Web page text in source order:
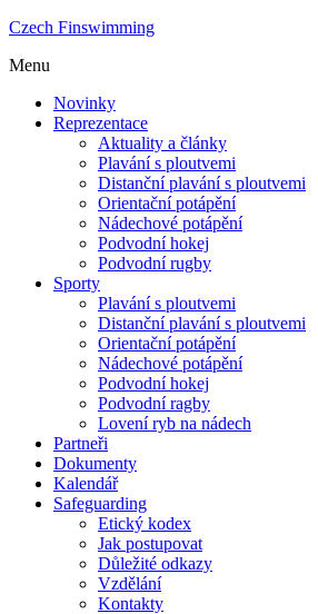
Czech Finswimming
Menu
Novinky
Reprezentace
Aktuality a články
Plavání s ploutvemi
Distanční plavání s ploutvemi
Orientační potápění
Nádechové potápění
Podvodní hokej
Podvodní rugby
Sporty
Plavání s ploutvemi
Distanční plavání s ploutvemi
Orientační potápění
Nádechové potápění
Podvodní hokej
Podvodní ragby
Lovení ryb na nádech
Partneři
Dokumenty
Kalendář
Safeguarding
Etický kodex
Jak postupovat
Důležité odkazy
Vzdělání
Kontakty